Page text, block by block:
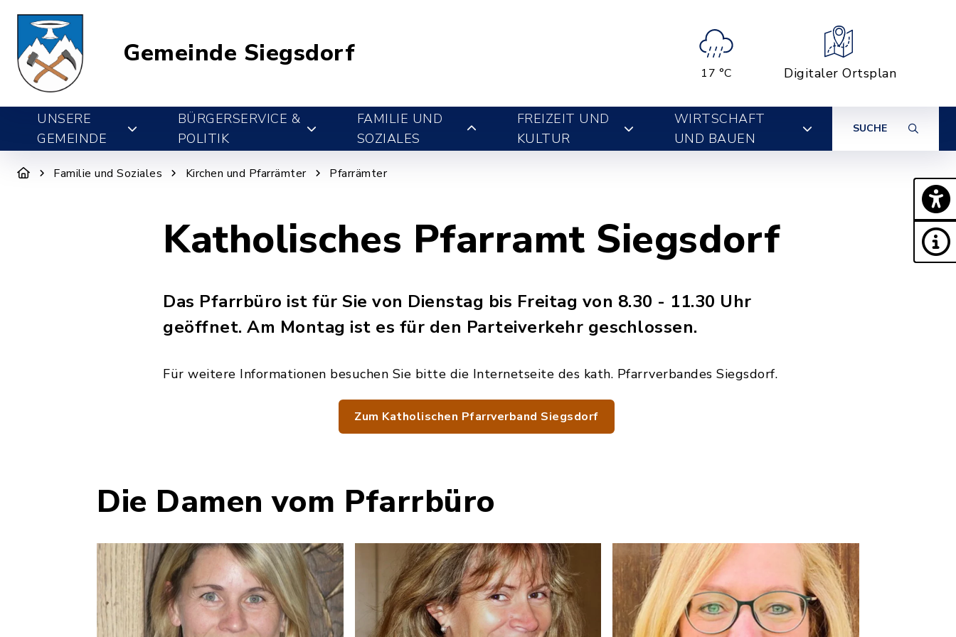
Gemeinde Siegsdorf
17 °C Digitaler Ortsplan
UNSERE
GEMEINDE
BÜRGERSERVICE &
POLITIK
FAMILIE UND
SOZIALES
FREIZEIT UND
KULTUR
WIRTSCHAFT
UND BAUEN
SUCHE
Familie und Soziales Kirchen und Pfarrämter Pfarrämter
Katholisches Pfarramt Siegsdorf
Das Pfarrbüro ist für Sie von Dienstag bis Freitag von 8.30 - 11.30 Uhr
geöffnet. Am Montag ist es für den Parteiverkehr geschlossen.
Für weitere Informationen besuchen Sie bitte die Internetseite des kath. Pfarrverbandes Siegsdorf.
Zum Katholischen Pfarrverband Siegsdorf
Die Damen vom Pfarrbüro